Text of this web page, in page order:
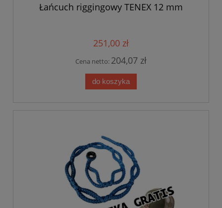
Łańcuch riggingowy TENEX 12 mm
251,00 zł
Cena netto: 204,07 zł
do koszyka